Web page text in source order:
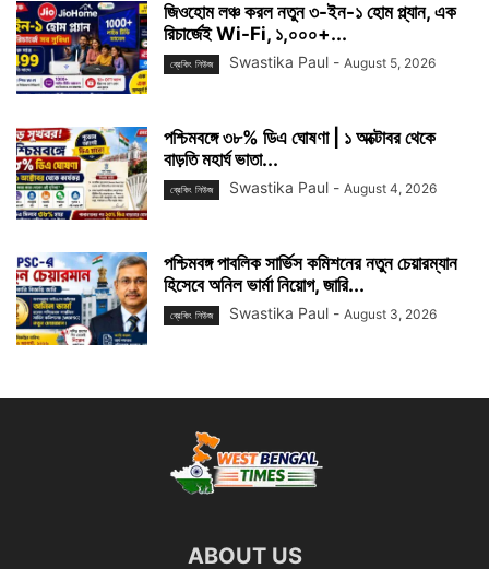
জিওহোম লঞ্চ করল নতুন ৩-ইন-১ হোম প্ল্যান, এক
রিচার্জেই Wi-Fi, ১,০০০+...
ব্রেকিং নিউজ Swastika Paul - August 5, 2026
পশ্চিমবঙ্গে ৩৮% ডিএ ঘোষণা | ১ অক্টোবর থেকে
বাড়তি মহার্ঘ ভাতা...
ব্রেকিং নিউজ Swastika Paul - August 4, 2026
পশ্চিমবঙ্গ পাবলিক সার্ভিস কমিশনের নতুন চেয়ারম্যান
হিসেবে অনিল ভার্মা নিয়োগ, জারি...
ব্রেকিং নিউজ Swastika Paul - August 3, 2026
ABOUT US